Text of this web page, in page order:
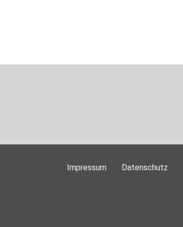
Impressum Datenschutz